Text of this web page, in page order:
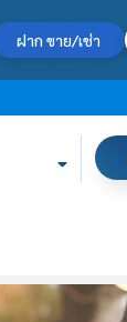
ฝาก ขาย/เช่า